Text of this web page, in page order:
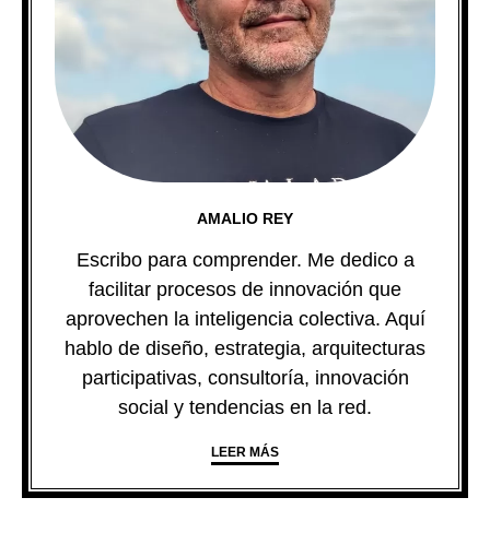
AMALIO REY
Escribo para comprender. Me dedico a
facilitar procesos de innovación que
aprovechen la inteligencia colectiva. Aquí
hablo de diseño, estrategia, arquitecturas
participativas, consultoría, innovación
social y tendencias en la red.
LEER MÁS